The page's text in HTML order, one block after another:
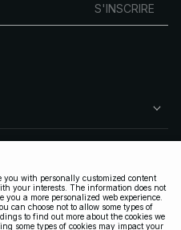
S'INSCRIRE